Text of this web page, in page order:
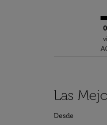
Las
Desde